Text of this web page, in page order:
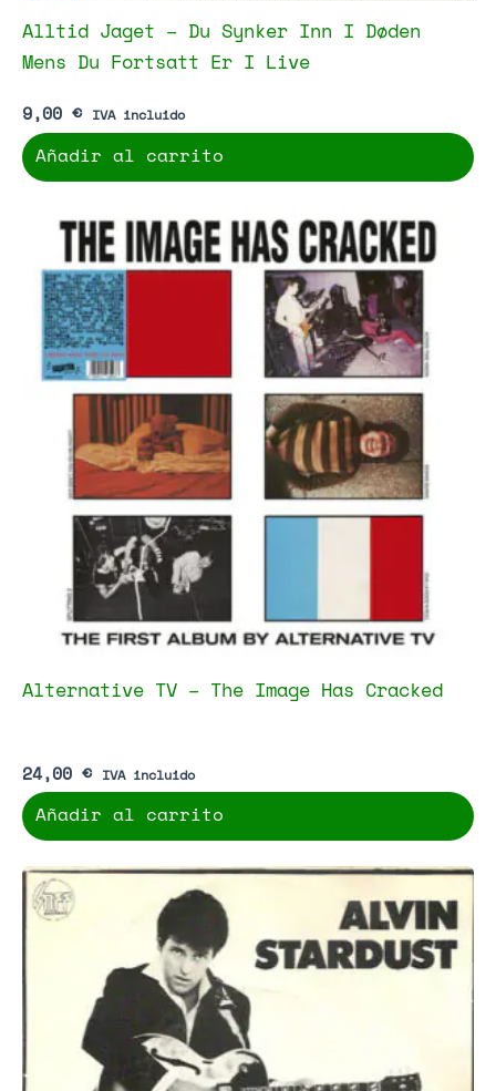
Alltid Jaget – Du Synker Inn I Døden
Mens Du Fortsatt Er I Live
9,00 € IVA incluido
Añadir al carrito
Alternative TV – The Image Has Cracked
24,00 € IVA incluido
Añadir al carrito